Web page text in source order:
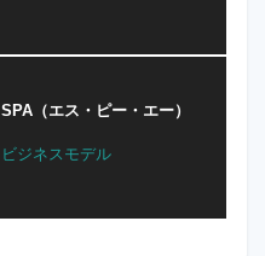
SPA（エス・ピー・エー）
ビジネスモデル